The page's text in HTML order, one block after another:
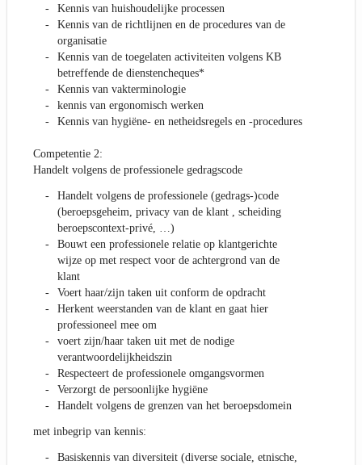
Kennis van huishoudelijke processen
Kennis van de richtlijnen en de procedures van de
organisatie
Kennis van de toegelaten activiteiten volgens KB
betreffende de dienstencheques*
Kennis van vakterminologie
kennis van ergonomisch werken
Kennis van hygiëne- en netheidsregels en -procedures
Competentie 2:
Handelt volgens de professionele gedragscode
Handelt volgens de professionele (gedrags-)code
(beroepsgeheim, privacy van de klant , scheiding
beroepscontext-privé, …)
Bouwt een professionele relatie op klantgerichte
wijze op met respect voor de achtergrond van de
klant
Voert haar/zijn taken uit conform de opdracht
Herkent weerstanden van de klant en gaat hier
professioneel mee om
voert zijn/haar taken uit met de nodige
verantwoordelijkheidszin
Respecteert de professionele omgangsvormen
Verzorgt de persoonlijke hygiëne
Handelt volgens de grenzen van het beroepsdomein
met inbegrip van kennis:
Basiskennis van diversiteit (diverse sociale, etnische,